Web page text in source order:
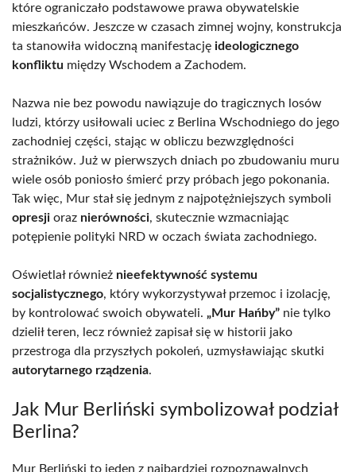
które ograniczało podstawowe prawa obywatelskie
mieszkańców. Jeszcze w czasach zimnej wojny, konstrukcja
ta stanowiła widoczną manifestację ideologicznego
konfliktu między Wschodem a Zachodem.
Nazwa nie bez powodu nawiązuje do tragicznych losów
ludzi, którzy usiłowali uciec z Berlina Wschodniego do jego
zachodniej części, stając w obliczu bezwzględności
strażników. Już w pierwszych dniach po zbudowaniu muru
wiele osób poniosło śmierć przy próbach jego pokonania.
Tak więc, Mur stał się jednym z najpotężniejszych symboli
opresji oraz nierówności, skutecznie wzmacniając
potępienie polityki NRD w oczach świata zachodniego.
Oświetlał również nieefektywność systemu
socjalistycznego, który wykorzystywał przemoc i izolację,
by kontrolować swoich obywateli. „Mur Hańby” nie tylko
dzielił teren, lecz również zapisał się w historii jako
przestroga dla przyszłych pokoleń, uzmysławiając skutki
autorytarnego rządzenia.
Jak Mur Berliński symbolizował podział
Berlina?
Mur Berliński to jeden z najbardziej rozpoznawalnych